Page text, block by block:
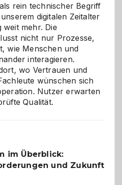
rein technischer Begriff
digitalen Zeitalter
weit mehr. Die
nicht nur Prozesse,
wie Menschen und
interagieren.
wo Vertrauen und
wünschen sich
Nutzer erwarten
Qualität.
im Überblick:
und Zukunft